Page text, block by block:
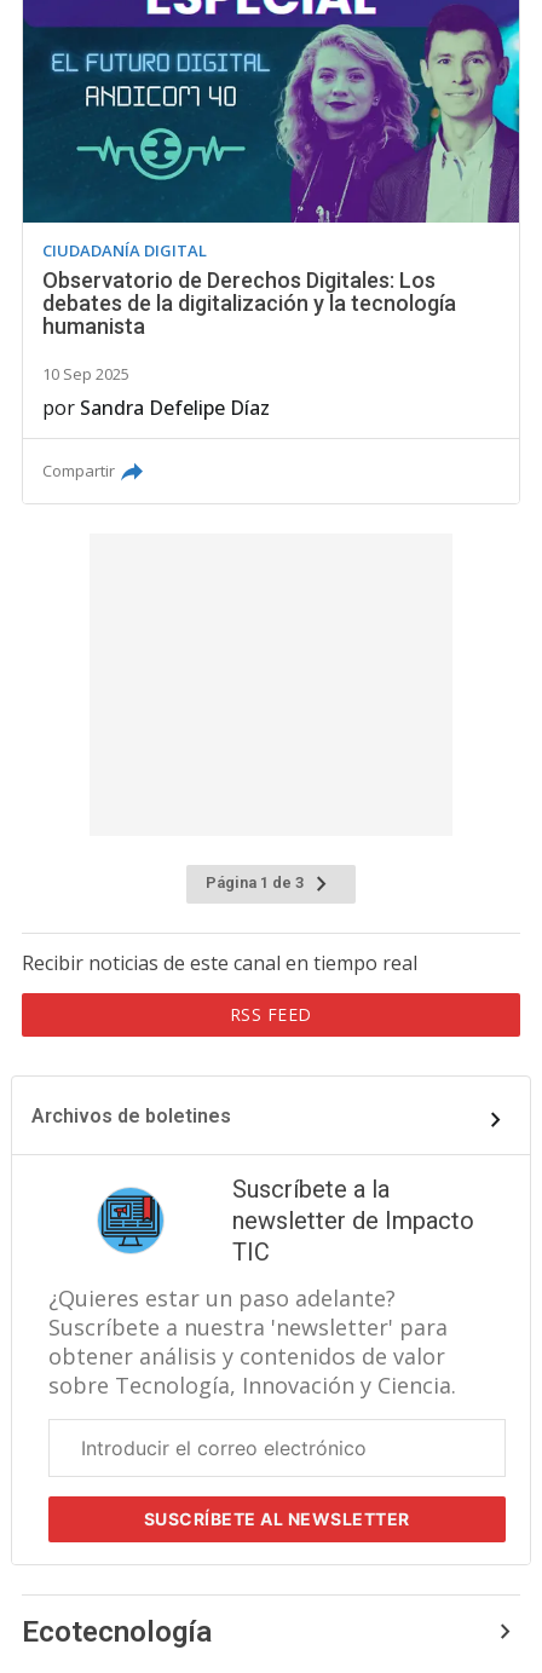
CIUDADANÍA DIGITAL
Observatorio de Derechos Digitales: Los
debates de la digitalización y la tecnología
humanista
10 Sep 2025
por Sandra Defelipe Díaz
Compartir
Página 1 de 3
Recibir noticias de este canal en tiempo real
RSS FEED
Archivos de boletines
Suscríbete a la
newsletter de Impacto
TIC
¿Quieres estar un paso adelante?
Suscríbete a nuestra 'newsletter' para
obtener análisis y contenidos de valor
sobre Tecnología, Innovación y Ciencia.
electrónico
SUSCRÍBETEAL NEWSLETTER
Ecotecnología